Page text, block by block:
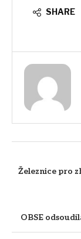
SHARE
Železnice pro
OBSE